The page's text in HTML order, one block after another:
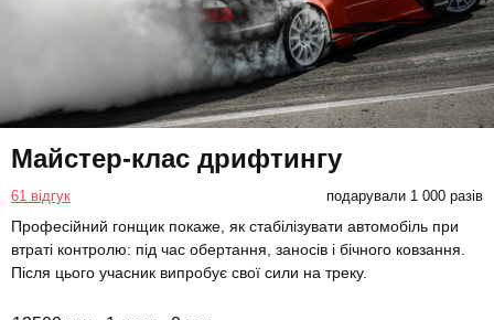
Майстер-клас дрифтингу
61 відгук подарували 1 000 разів
Професійний гонщик покаже, як стабілізувати автомобіль при
втраті контролю: під час обертання, заносів і бічного ковзання.
Після цього учасник випробує свої сили на треку.